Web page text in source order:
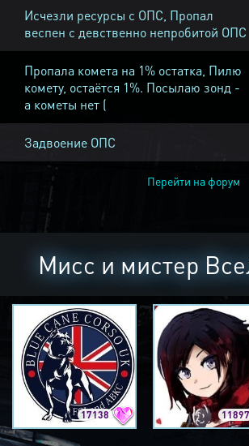
Исчезли ресурсы с ОПС, Пропал
веспен с девственно непробитой ОПС
Пропала комета на 1% остатка, Пилю
комету, остаётся 1%. Посылаю зонд -
а кометы нет (
Задвоение ОПС
Перейти на форум
Мисс и мистер
17138 11897